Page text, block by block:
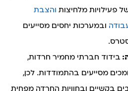
פעילויות מלחיצות והצבת
ובמערכות יחסים מסייעים
בידוד חברתי מחמיר חרדות,
מסייעים בהתמודדות. לכן,
בקשיים ובחוויות החרדה מפחית